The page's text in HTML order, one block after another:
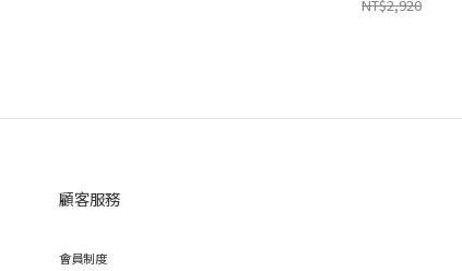
NT$2,920
顧客服務
會員制度